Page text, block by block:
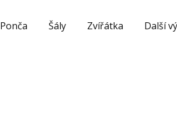
Ponča Šály Zvířátka Další